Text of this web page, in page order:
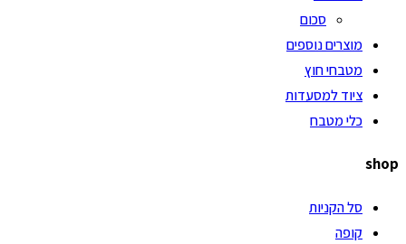
סכום
מוצרים נוספים
מטבחי חוץ
ציוד למסעדות
כלי מטבח
shop
סל הקניות
קופה